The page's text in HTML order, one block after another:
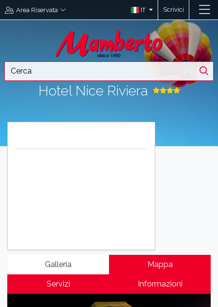
Area Riservata IT Scrivici
Hotel Nice Riviera
Galleria Mappa
Servizi Informazioni